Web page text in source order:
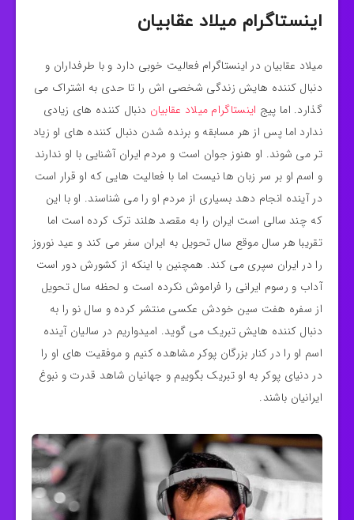
اینستاگرام میلاد عقابیان
میلاد عقابیان در اینستاگرام فعالیت خوبی دارد و با طرفداران و
دنبال کننده هایش زندگی شخصی اش را تا حدی به اشتراک می
گذارد. اما پیج اینستاگرام میلاد عقابیان دنبال کننده های زیادی
ندارد اما پس از هر مسابقه و برنده شدن دنبال کننده های او زیاد
تر می شوند. او هنوز جوان است و مردم ایران آشنایی با او ندارند
و اسم او بر سر زبان ها نیست اما با فعالیت هایی که او قرار است
در آینده انجام دهد بسیاری از مردم او را می شناسند. او با این
که چند سالی است ایران را به مقصد هلند ترک کرده است اما
تقریبا هر سال موقع سال تحویل به ایران سفر می کند و عید نوروز
را در ایران سپری می کند. همچنین با اینکه از کشورش دور است
آداب و رسوم ایرانی را فراموش نکرده است و لحظه سال تحویل
از سفره هفت سین خودش عکسی منتشر کرده و سال نو را به
دنبال کننده هایش تبریک می گوید. امیدواریم در سالیان آینده
اسم او را در کنار بزرگان پوکر مشاهده کنیم و موفقیت های او را
در دنیای پوکر به او تبریک بگوییم و جهانیان شاهد قدرت و نبوغ
ایرانیان باشند.